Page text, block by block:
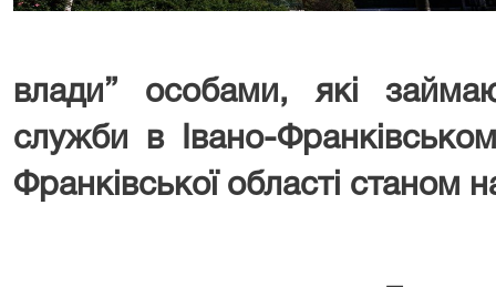
влади” особами, які
служби в Івано-
Франківської області станом